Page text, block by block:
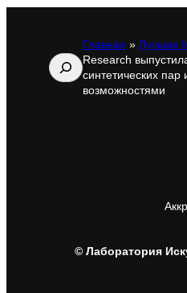
Поиск
Главная » Лучшие
Research
синтетических
возможностями
© Лаборатория